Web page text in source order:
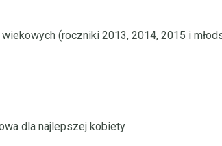
(roczniki 2013, 2014, 2015 i
dla najlepszej kobiety